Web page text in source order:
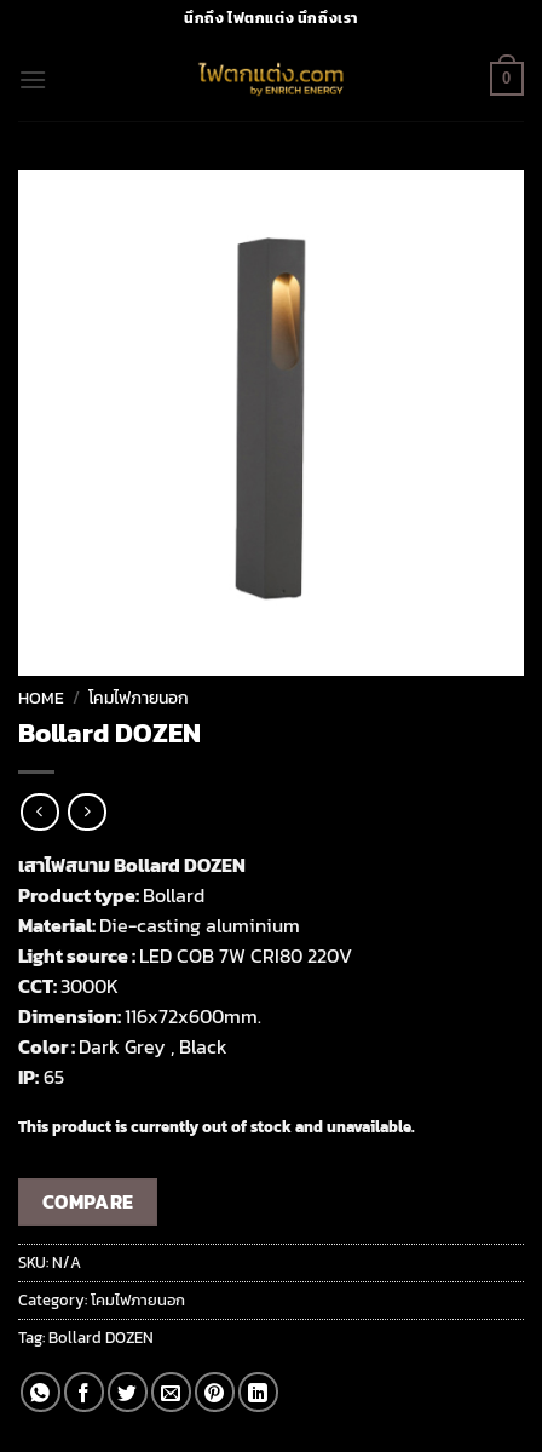
content
นึกถึง ไฟตกแต่ง นึกถึงเรา
0
HOME / โคมไฟภายนอก
Bollard DOZEN
เสาไฟสนาม Bollard DOZEN
Product type:Bollard
Material:Die-casting aluminium
Light source :LED COB 7W CRI80 220V
CCT:3000K
Dimension:116x72x600mm.
Color :Dark Grey , Black
IP:65
This product is currently out of stock and unavailable.
COMPARE
SKU:N/A
Category:โคมไฟภายนอก
Tag:Bollard DOZEN